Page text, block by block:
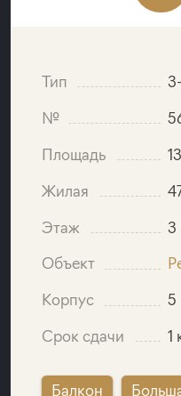
Тип
№
Площадь
Жилая
Этаж
3
Объект
Корпус
5
Срок сдачи
1
Балкон